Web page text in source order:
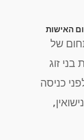
האישות
של
זוג
כניסה